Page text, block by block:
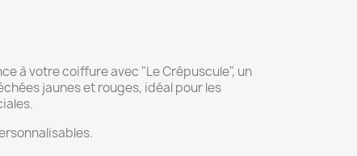
à votre coiffure avec "Le Crépuscule", un
jaunes et rouges, idéal pour les